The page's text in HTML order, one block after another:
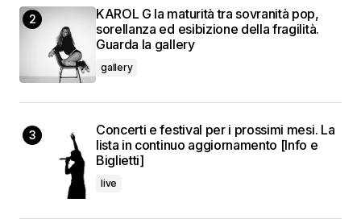
KAROL G la maturità tra sovranità pop,
sorellanza ed esibizione della fragilità.
Guarda la gallery
gallery
Concerti e festival per i prossimi mesi. La
lista in continuo aggiornamento [Info e
Biglietti]
live